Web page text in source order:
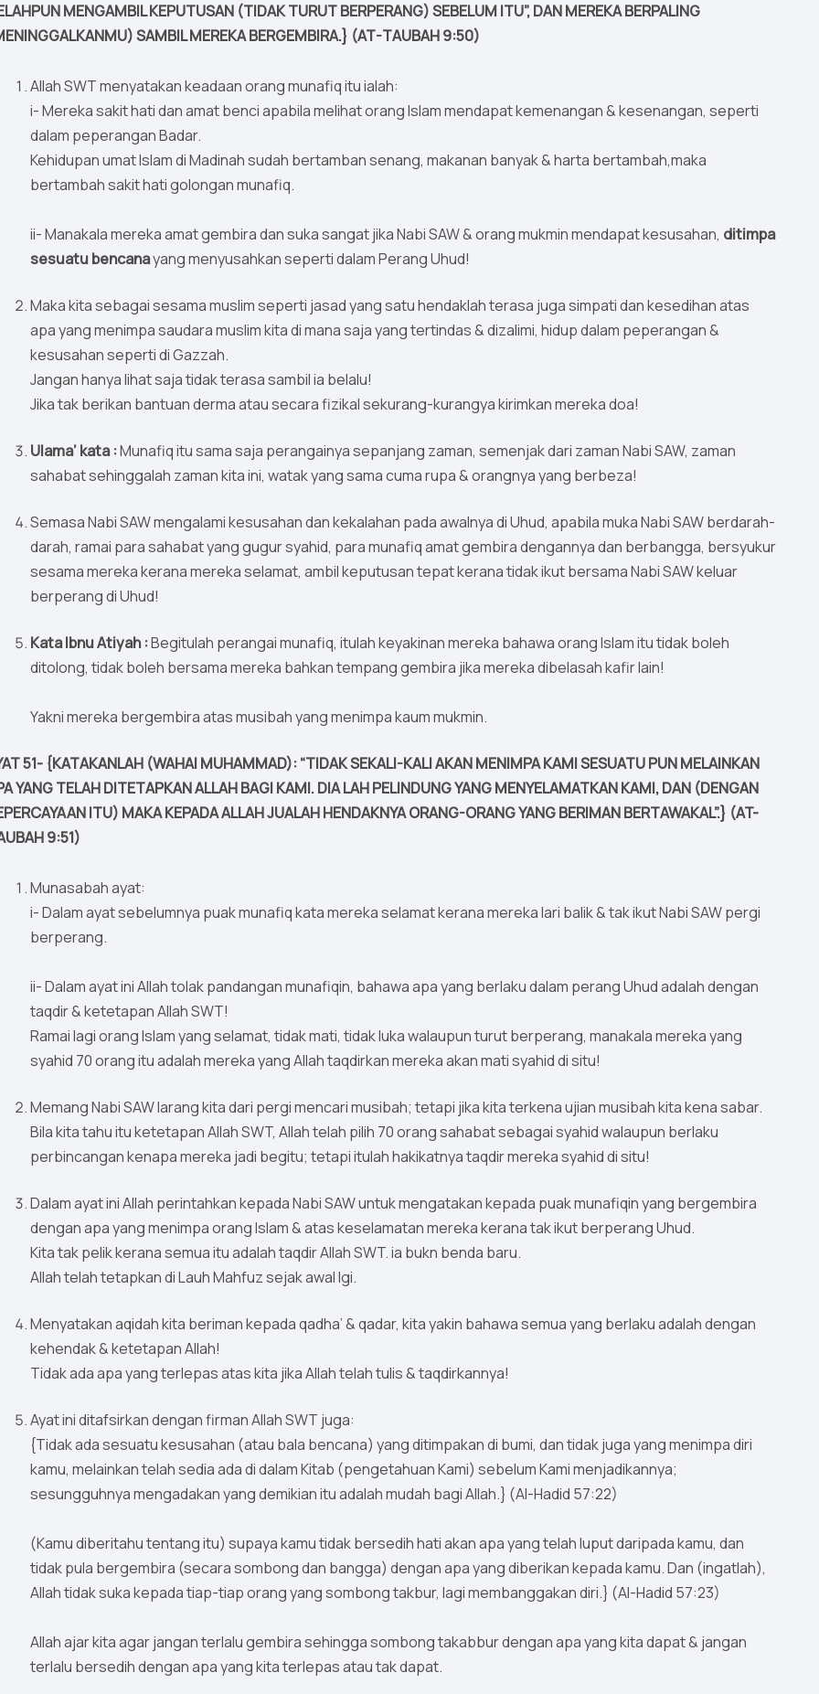
MENGAMBIL KEPUTUSAN (TIDAK TURUT BERPERANG) SEBELUM ITU”, DAN MEREKA BERPALING
SAMBIL MEREKA BERGEMBIRA.} (AT-TAUBAH 9:50)
Allah SWT menyatakan keadaan orang munafiq itu ialah:
i- Mereka sakit hati dan amat benci apabila melihat orang Islam mendapat kemenangan & kesenangan, seperti
dalam peperangan Badar.
Kehidupan umat Islam di Madinah sudah bertamban senang, makanan banyak & harta bertambah,maka
bertambah sakit hati golongan munafiq.
ii- Manakala mereka amat gembira dan suka sangat jika Nabi SAW & orang mukmin mendapat kesusahan, ditimpa
sesuatu bencanayang menyusahkan seperti dalam Perang Uhud!
Maka kita sebagai sesama muslim seperti jasad yang satu hendaklah terasa juga simpati dan kesedihan atas
apa yang menimpa saudara muslim kita di mana saja yang tertindas & dizalimi, hidup dalam peperangan &
kesusahan seperti di Gazzah.
Jangan hanya lihat saja tidak terasa sambil ia belalu!
Jika tak berikan bantuan derma atau secara fizikal sekurang-kurangya kirimkan mereka doa!
Ulama’ kata :Munafiq itu sama saja perangainya sepanjang zaman, semenjak dari zaman Nabi SAW, zaman
sahabat sehinggalah zaman kita ini, watak yang sama cuma rupa & orangnya yang berbeza!
Semasa Nabi SAW mengalami kesusahan dan kekalahan pada awalnya di Uhud, apabila muka Nabi SAW berdarah-
darah, ramai para sahabat yang gugur syahid, para munafiq amat gembira dengannya dan berbangga, bersyukur
sesama mereka kerana mereka selamat, ambil keputusan tepat kerana tidak ikut bersama Nabi SAW keluar
berperang di Uhud!
Kata Ibnu Atiyah :Begitulah perangai munafiq, itulah keyakinan mereka bahawa orang Islam itu tidak boleh
ditolong, tidak boleh bersama mereka bahkan tempang gembira jika mereka dibelasah kafir lain!
Yakni mereka bergembira atas musibah yang menimpa kaum mukmin.
51- {KATAKANLAH (WAHAI MUHAMMAD): “TIDAK SEKALI-KALI AKAN MENIMPA KAMI SESUATU PUN MELAINKAN
YANG TELAH DITETAPKAN ALLAH BAGI KAMI. DIA LAH PELINDUNG YANG MENYELAMATKAN KAMI, DAN (DENGAN
ITU) MAKA KEPADA ALLAH JUALAH HENDAKNYA ORANG-ORANG YANG BERIMAN BERTAWAKAL”.} (AT-
9:51)
Munasabah ayat:
i- Dalam ayat sebelumnya puak munafiq kata mereka selamat kerana mereka lari balik & tak ikut Nabi SAW pergi
berperang.
ii- Dalam ayat ini Allah tolak pandangan munafiqin, bahawa apa yang berlaku dalam perang Uhud adalah dengan
taqdir & ketetapan Allah SWT!
Ramai lagi orang Islam yang selamat, tidak mati, tidak luka walaupun turut berperang, manakala mereka yang
syahid 70 orang itu adalah mereka yang Allah taqdirkan mereka akan mati syahid di situ!
Memang Nabi SAW larang kita dari pergi mencari musibah; tetapi jika kita terkena ujian musibah kita kena sabar.
Bila kita tahu itu ketetapan Allah SWT, Allah telah pilih 70 orang sahabat sebagai syahid walaupun berlaku
perbincangan kenapa mereka jadi begitu; tetapi itulah hakikatnya taqdir mereka syahid di situ!
Dalam ayat ini Allah perintahkan kepada Nabi SAW untuk mengatakan kepada puak munafiqin yang bergembira
dengan apa yang menimpa orang Islam & atas keselamatan mereka kerana tak ikut berperang Uhud.
Kita tak pelik kerana semua itu adalah taqdir Allah SWT. ia bukn benda baru.
Allah telah tetapkan di Lauh Mahfuz sejak awal lgi.
Menyatakan aqidah kita beriman kepada qadha’ & qadar, kita yakin bahawa semua yang berlaku adalah dengan
kehendak & ketetapan Allah!
Tidak ada apa yang terlepas atas kita jika Allah telah tulis & taqdirkannya!
Ayat ini ditafsirkan dengan firman Allah SWT juga:
{Tidak ada sesuatu kesusahan (atau bala bencana) yang ditimpakan di bumi, dan tidak juga yang menimpa diri
kamu, melainkan telah sedia ada di dalam Kitab (pengetahuan Kami) sebelum Kami menjadikannya;
sesungguhnya mengadakan yang demikian itu adalah mudah bagi Allah.} (Al-Hadid 57:22)
(Kamu diberitahu tentang itu) supaya kamu tidak bersedih hati akan apa yang telah luput daripada kamu, dan
tidak pula bergembira (secara sombong dan bangga) dengan apa yang diberikan kepada kamu. Dan (ingatlah),
Allah tidak suka kepada tiap-tiap orang yang sombong takbur, lagi membanggakan diri.} (Al-Hadid 57:23)
Allah ajar kita agar jangan terlalu gembira sehingga sombong takabbur dengan apa yang kita dapat & jangan
terlalu bersedih dengan apa yang kita terlepas atau tak dapat.